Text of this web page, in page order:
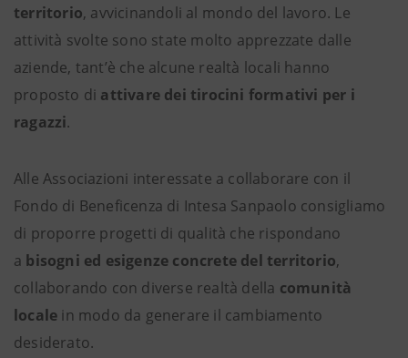
territorio, avvicinandoli al mondo del lavoro. Le
attività svolte sono state molto apprezzate dalle
aziende, tant’è che alcune realtà locali hanno
proposto di attivare dei tirocini formativi per i
ragazzi.
Alle Associazioni interessate a collaborare con il
Fondo di Beneficenza di Intesa Sanpaolo consigliamo
di proporre progetti di qualità che rispondano
a bisogni ed esigenze concrete del territorio,
collaborando con diverse realtà della comunità
locale in modo da generare il cambiamento
desiderato.